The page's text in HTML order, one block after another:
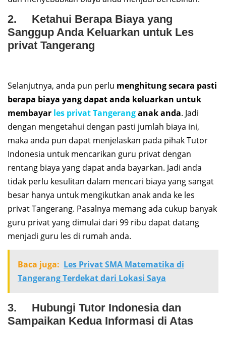
2. Ketahui Berapa Biaya yang
Sanggup Anda Keluarkan untuk Les
privat Tangerang
Selanjutnya, anda pun perlu menghitung secara pasti
berapa biaya yang dapat anda keluarkan untuk
membayar les privat Tangeranganak anda. Jadi
dengan mengetahui dengan pasti jumlah biaya ini,
maka anda pun dapat menjelaskan pada pihak Tutor
Indonesia untuk mencarikan guru privat dengan
rentang biaya yang dapat anda bayarkan. Jadi anda
tidak perlu kesulitan dalam mencari biaya yang sangat
besar hanya untuk mengikutkan anak anda ke les
privat Tangerang. Pasalnya memang ada cukup banyak
guru privat yang dimulai dari 99 ribu dapat datang
menjadi guru les di rumah anda.
Baca juga: Les Privat SMA Matematika di
Tangerang Terdekat dari Lokasi Saya
3. Hubungi Tutor Indonesia dan
Sampaikan Kedua Informasi di Atas